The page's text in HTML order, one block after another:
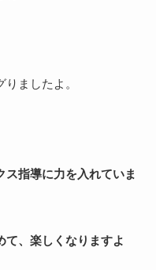
ましたよ。
ス指導に力を入れていま
て、楽しくなりますよ